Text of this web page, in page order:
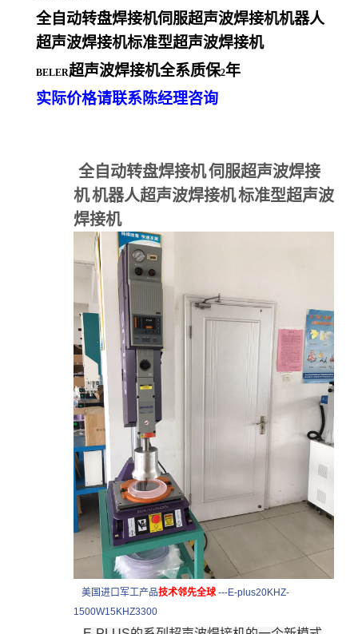
全自动转盘焊接机伺服超声波焊接机机器人
超声波焊接机标准型超声波焊接机
BELER超声波焊接机全系质保2年
实际价格请联系陈经理咨询
全自动转盘焊接机伺服超声波焊接
机机器人超声波焊接机标准型超声波
焊接机
美国进口军工产品技术邻先全球 ---E-plus20KHZ-
1500W15KHZ3300